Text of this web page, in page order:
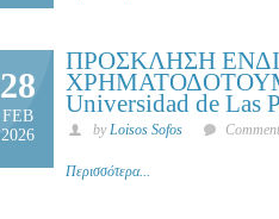
28
FEB
2026
ΠΡΟΣΚΛΗΣΗ
Universidad de Las
by Loisos Sofos
Περισσότερα...